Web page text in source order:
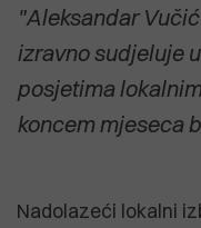
"Aleksandar
izravno sudjeluje
posjetima
koncem mjeseca
Nadolazeći lokalni